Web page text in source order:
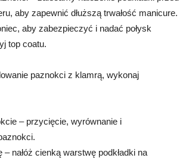
aby zapewnić dłuższą trwałość manicure.
aby zabezpieczyć i nadać połysk
top coatu.
paznokci z klamrą, wykonaj
– przycięcie, wyrównanie i
– nałóż cienką warstwę podkładki na